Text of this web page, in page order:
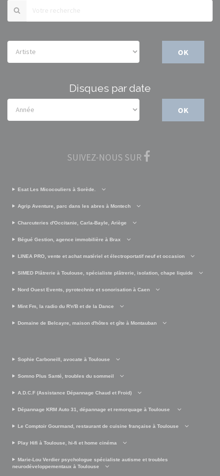
OK
Disques par date
OK
SUIVEZ-NOUS SUR
Esat Les Micocouliers à Sorède.
Agrip Aventure, parc dans les abres à Montech
Charcuteries d'Occitanie, Carla-Bayle, Ariège
Bégué Gestion, agence immobilière à Brax
LINEA PRO, vente et achat matériel et électroportatif neuf et occasion
SIMED Plâtrerie à Toulouse, spécialiste plâtrerie, isolation, chape liquide
Nord Ouest Events, pyrotechnie et sonorisation à Caen
Mint Fm, la radio du R'n'B et de la Dance
Domaine de Belcayre, maison d'hôtes et gîte à Montauban
Sophie Carboneill, avocate à Toulouse
Somno Plus Santé, troubles du sommeil
A.D.C.F (Assistance Dépannage Chaud et Froid)
Dépannage KRM Auto 31, dépannage et remorquage à Toulouse
Le Comptoir Gourmand, restaurant de cuisine française à Toulouse
Play Hifi à Toulouse, hi-fi et home cinéma
Marie-Lou Verdier psychologue spécialiste autisme et troubles
neurodéveloppementaux à Toulouse